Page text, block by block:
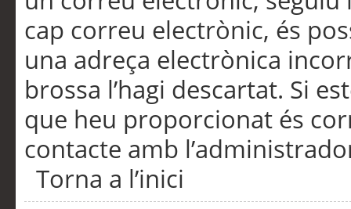
cap correu electrònic, és
una adreça electrònica
brossa l’hagi descartat. Si
que heu proporcionat és
contacte amb
Torna a l’inici